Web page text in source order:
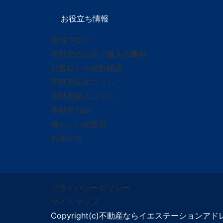
お役立ち情報
地域ブログ
不動産の売却／購入の事例
お客様との感動秘話
不動産売却コラム
不動産購入コラム
不動産Tips
暮らしの知恵袋
お知らせ
プライバシーポリシー
サイトマップ
Copyright(c)不動産ならイエステーションアド